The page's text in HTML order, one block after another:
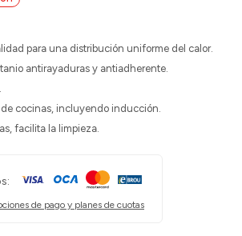
para una distribución uniforme del calor.
antirayaduras y antiadherente.
cocinas, incluyendo inducción.
facilita la limpieza.
de pago y planes de cuotas